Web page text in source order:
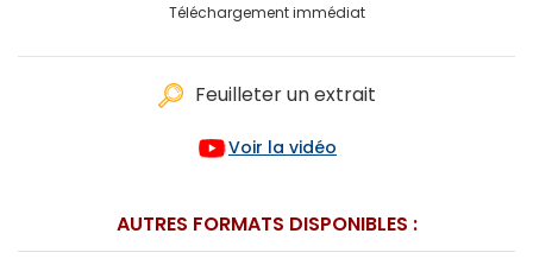
Téléchargement immédiat
Feuilleter un extrait
Voir la vidéo
AUTRES FORMATS DISPONIBLES :